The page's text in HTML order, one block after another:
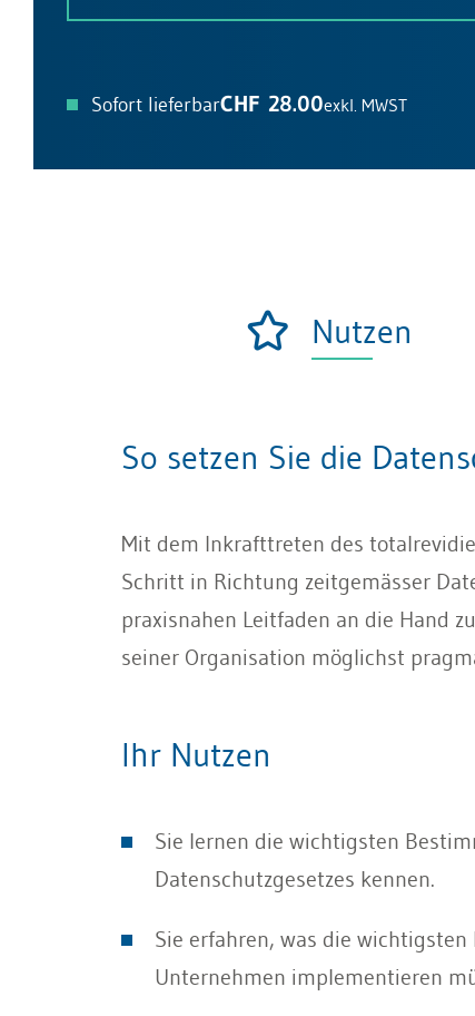
Sofort lieferbarCHF 28.00exkl. MWST
Nutzen
So setzen Sie die
Mit dem Inkrafttreten des
Schritt in Richtung zeitgemässer
praxisnahen Leitfaden an die Hand
seiner Organisation möglichst
Ihr Nutzen
Sie lernen die wichtigsten
Datenschutzgesetzes kennen.
Sie erfahren, was die wichtigsten
Unternehmen implementieren